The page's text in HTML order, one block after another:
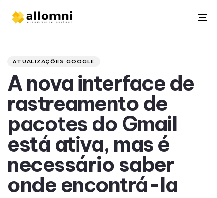
ATUALIZAÇÕES GOOGLE
A nova interface de
rastreamento de
pacotes do Gmail
está ativa, mas é
necessário saber
onde encontrá-la